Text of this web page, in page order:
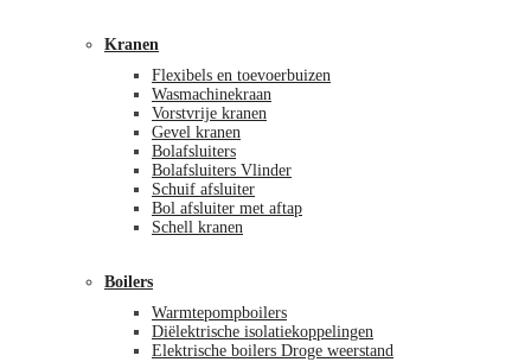
Kranen
Flexibels en toevoerbuizen
Wasmachinekraan
Vorstvrije kranen
Gevel kranen
Bolafsluiters
Bolafsluiters Vlinder
Schuif afsluiter
Bol afsluiter met aftap
Schell kranen
Boilers
Warmtepompboilers
Diëlektrische isolatiekoppelingen
Elektrische boilers Droge weerstand